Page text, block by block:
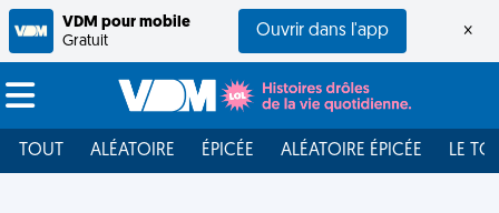
VDM pour mobile
Gratuit
Ouvrir dans l'app ×
TOUT ALÉATOIRE ÉPICÉE ALÉATOIRE ÉPICÉE LE